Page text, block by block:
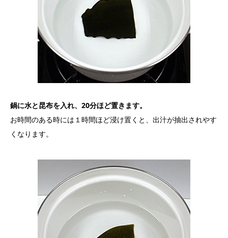
鍋に水と昆布を入れ、20分ほど置きます。
お時間のある時には１時間ほど浸け置くと、出汁が抽出されやす
くなります。